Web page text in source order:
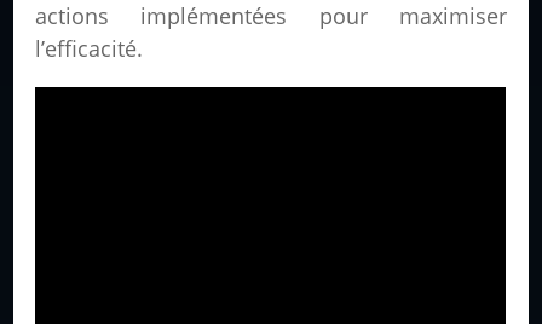
actions implémentées pour maximiser
l’efficacité.